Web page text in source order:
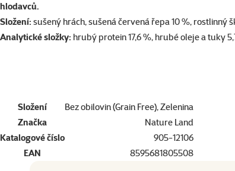
hlodavců.
Složení: sušený hrách, sušená červená řepa 10 %, rostlinný
Analytické složky: hrubý protein 17,6 %, hrubé oleje a tuky
Složení
Bez obilovin (Grain Free), Zelenina
Značka
Nature Land
Katalogové číslo
905-12106
EAN
8595681805508